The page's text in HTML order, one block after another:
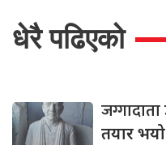
धेरै पढिएको
जग्गादाता
तयार भयो